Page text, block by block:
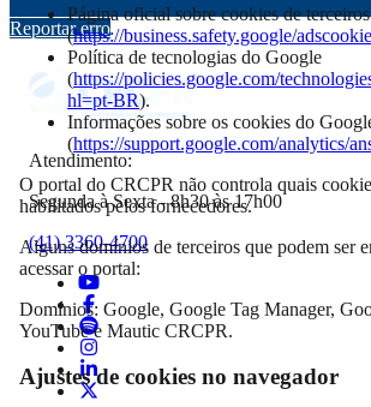
Reportar erro
Atendimento:
Segunda à Sexta - 8h30 às 17h00
(41) 3360-4700
Página oficial sobre cookies de
(https://business.safety.google/
Política de tecnologias do Google
(https://policies.google.com/
hl=pt-BR).
Informações sobre os cookies do
(https://support.google.com/analytics/
O portal do CRCPR não controla quais
habilitados pelos fornecedores.
Alguns domínios de terceiros que podem ser
acessar o portal:
Domínios: Google, Google Tag Manager,
YouTube e Mautic CRCPR.
Ajustes de cookies no navegador